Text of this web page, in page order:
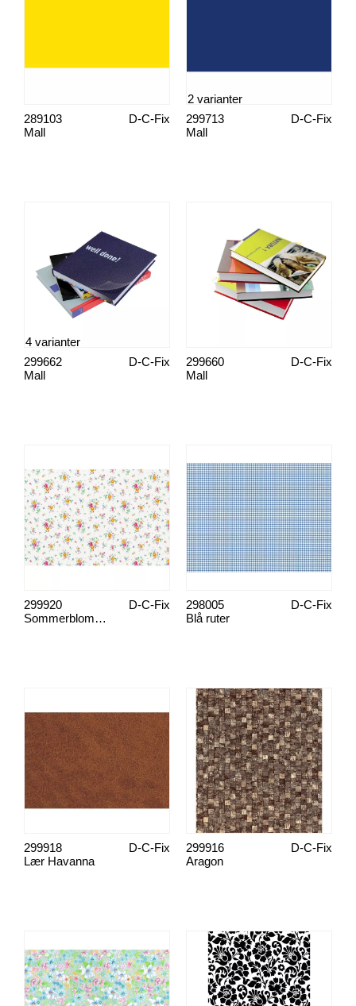
Mall
D-C-Fix
289103
Mall
D-C-Fix
299713
2 varianter
Mall
D-C-Fix
299662
4 varianter
Mall
D-C-Fix
299660
Sommerblomster
D-C-Fix
299920
Blå ruter
D-C-Fix
298005
Lær Havanna
D-C-Fix
299918
Aragon
D-C-Fix
299916